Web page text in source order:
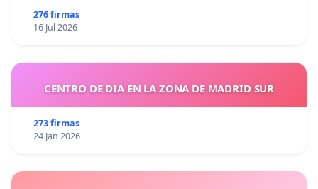
276 firmas
16 Jul 2026
CENTRO DE DIA EN LA ZONA DE MADRID SUR
273 firmas
24 Jan 2026